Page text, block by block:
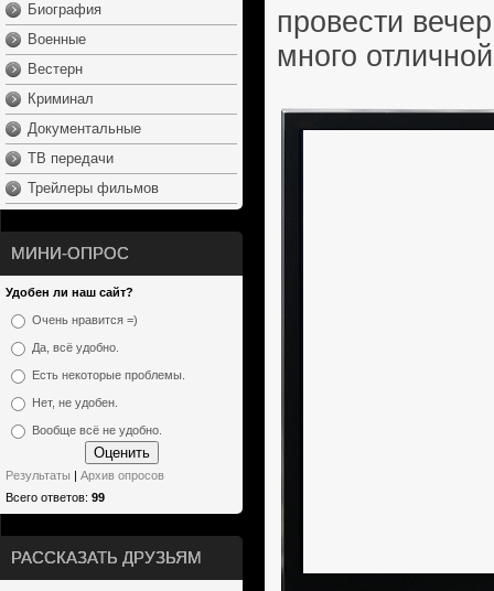
Биография
Военные
Вестерн
Криминал
Документальные
ТВ передачи
Трейлеры фильмов
МИНИ-ОПРОС
Удобен ли наш сайт?
Очень нравится =)
Да, всё удобно.
Есть некоторые проблемы.
Нет, не удобен.
Вообще всё не удобно.
Результаты
Архив опросов
Всего ответов: 99
РАССКАЗАТЬ ДРУЗЬЯМ
провести
много